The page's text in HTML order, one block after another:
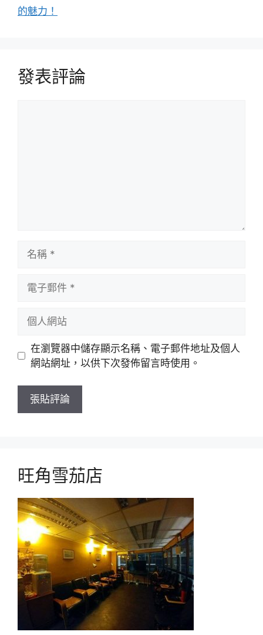
的魅力！
發表評論
站
在瀏覽器中儲存顯示名稱、電子郵件地址及個人
網站網址，以供下次發佈留言時使用。
旺角雪茄店